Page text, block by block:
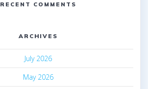
RECENT COMMENTS
ARCHIVES
July 2026
May 2026